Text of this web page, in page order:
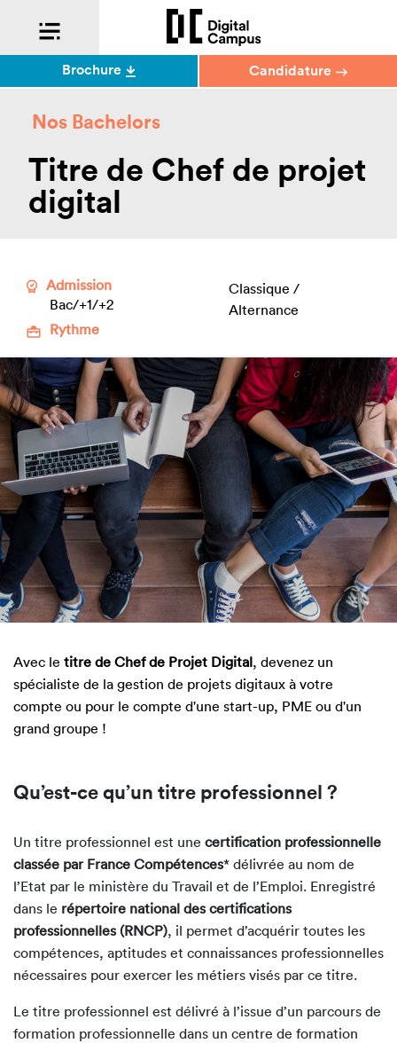
Nos Bachelors
Titre de Chef de projet
digital
Admission
Bac/+1/+2
Rythme
Classique /
Alternance
Avec le titre de Chef de Projet Digital, devenez un
spécialiste de la gestion de projets digitaux à votre
compte ou pour le compte d'une start-up, PME ou d'un
grand groupe !
Qu’est-ce qu’un titre professionnel ?
Un titre professionnel est une certification professionnelle
classée par France Compétences* délivrée au nom de
l’Etat par le ministère du Travail et de l’Emploi. Enregistré
dans le répertoire national des certifications
professionnelles (RNCP), il permet d’acquérir toutes les
compétences, aptitudes et connaissances professionnelles
nécessaires pour exercer les métiers visés par ce titre.
Le titre professionnel est délivré à l’issue d’un parcours de
formation professionnelle dans un centre de formation
Brochure Candidature